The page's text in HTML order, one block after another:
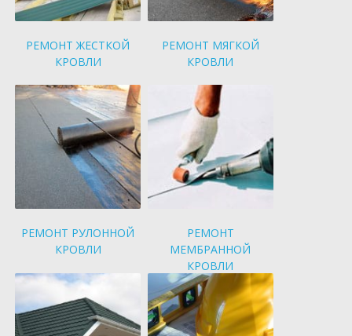
РЕМОНТ ЖЕСТКОЙ
КРОВЛИ
РЕМОНТ МЯГКОЙ
КРОВЛИ
РЕМОНТ РУЛОННОЙ
КРОВЛИ
РЕМОНТ
МЕМБРАННОЙ
КРОВЛИ